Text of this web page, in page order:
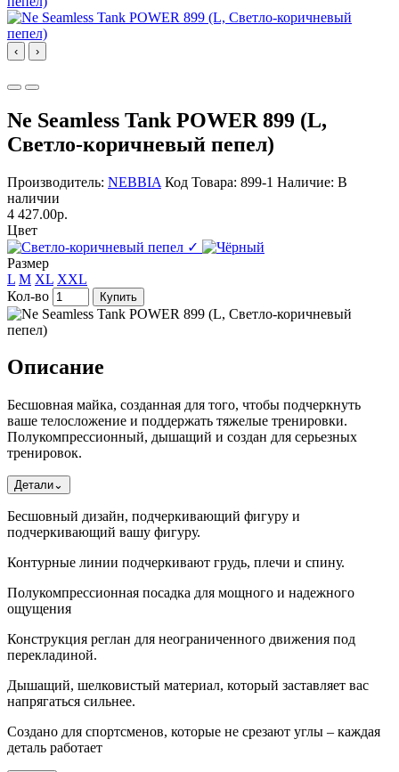
‹ ›
Ne Seamless Tank POWER 899 (L,
Светло-коричневый пепел)
Производитель: NEBBIA Код Товара: 899-1 Наличие: В
наличии
4 427.00р.
Цвет
✓
Размер
L M XL XXL
Кол-во
Купить
Описание
Бесшовная майка, созданная для того, чтобы подчеркнуть
ваше телосложение и поддержать тяжелые тренировки.
Полукомпрессионный, дышащий и создан для серьезных
тренировок.
Детали⌄
Бесшовный дизайн, подчеркивающий фигуру и
подчеркивающий вашу фигуру.
Контурные линии подчеркивают грудь, плечи и спину.
Полукомпрессионная посадка для мощного и надежного
ощущения
Конструкция реглан для неограниченного движения под
перекладиной.
Дышащий, шелковистый материал, который заставляет вас
напрягаться сильнее.
Создано для спортсменов, которые не срезают углы – каждая
деталь работает